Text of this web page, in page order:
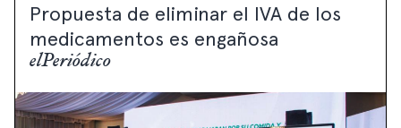
Propuesta de eliminar el IVA de los
medicamentos es engañosa
elPeriódico